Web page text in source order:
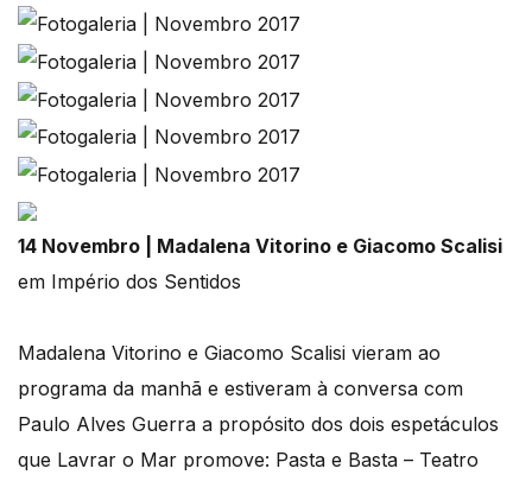
14 Novembro | Madalena Vitorino e Giacomo Scalisi
em Império dos Sentidos
Madalena Vitorino e Giacomo Scalisi vieram ao
programa da manhã e estiveram à conversa com
Paulo Alves Guerra a propósito dos dois espetáculos
que Lavrar o Mar promove: Pasta e Basta – Teatro